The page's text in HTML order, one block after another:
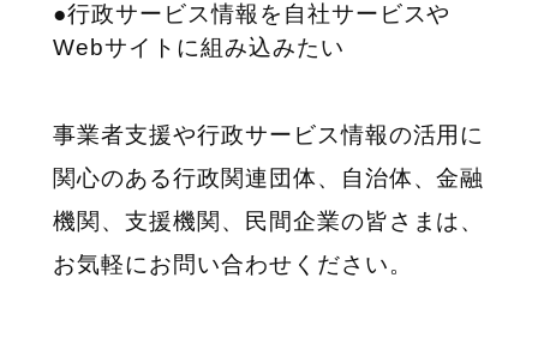
●行政サービス情報を自社サービスや
Webサイトに組み込みたい
事業者支援や行政サービス情報の活用に
関心のある行政関連団体、自治体、金融
機関、支援機関、民間企業の皆さまは、
お気軽にお問い合わせください。